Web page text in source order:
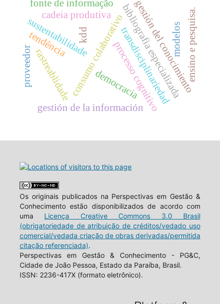
processo cognitivo
consumo colaborativobibliografia especializada
transdisciplinariedad
kdd
gestión de la información
gestión del conocimiento
sustentabilidade
cadeia produtiva
tendência
democracia
ensino e pesquisa.
fonte de informação
modelos
rastreablidade
proveedor
Os originais publicados na Perspectivas em Gestão &
Conhecimento estão disponibilizados de acordo com
uma Licença Creative Commons 3.0 Brasil
(obrigatoriedade de atribuição de créditos/vedado uso
comercial/vedada criação de obras derivadas/permitida
citação referenciada).
Perspectivas em Gestão & Conhecimento - PG&C,
Cidade de João Pessoa, Estado da Paraíba, Brasil.
ISSN: 2236-417X (formato eletrônico).